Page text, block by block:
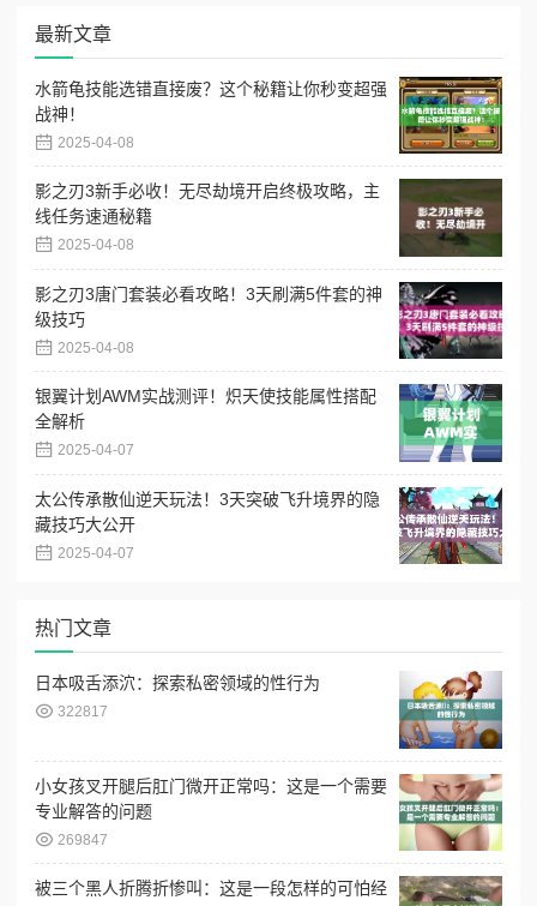
最新文章
水箭龟技能选错直接废？这个秘籍让你秒变超强
战神！
2025-04-08
影之刃3新手必收！无尽劫境开启终极攻略，主
线任务速通秘籍
2025-04-08
影之刃3唐门套装必看攻略！3天刷满5件套的神
级技巧
2025-04-08
银翼计划AWM实战测评！炽天使技能属性搭配
全解析
2025-04-07
太公传承散仙逆天玩法！3天突破飞升境界的隐
藏技巧大公开
2025-04-07
热门文章
日本吸舌添泬：探索私密领域的性行为
322817
小女孩叉开腿后肛门微开正常吗：这是一个需要
专业解答的问题
269847
被三个黑人折腾折惨叫：这是一段怎样的可怕经